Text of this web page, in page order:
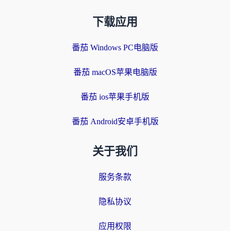
下载应用
番茄 Windows PC电脑版
番茄 macOS苹果电脑版
番茄 ios苹果手机版
番茄 Android安卓手机版
关于我们
服务条款
隐私协议
应用权限